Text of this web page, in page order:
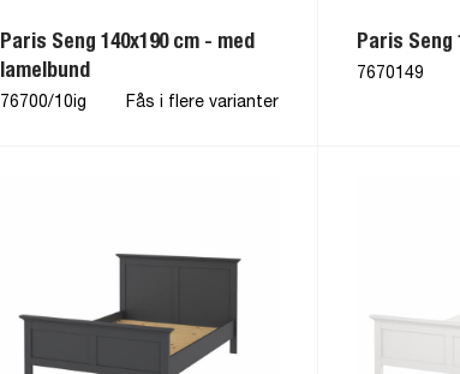
Paris Seng 140x190 cm - med
lamelbund
76700/10ig Fås i flere varianter
Paris Seng
7670149